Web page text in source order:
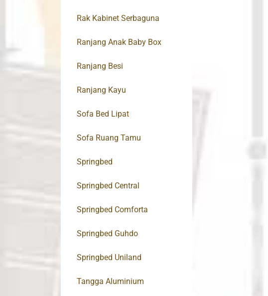
Rak Kabinet Serbaguna
Ranjang Anak Baby Box
Ranjang Besi
Ranjang Kayu
Sofa Bed Lipat
Sofa Ruang Tamu
Springbed
Springbed Central
Springbed Comforta
Springbed Guhdo
Springbed Uniland
Tangga Aluminium